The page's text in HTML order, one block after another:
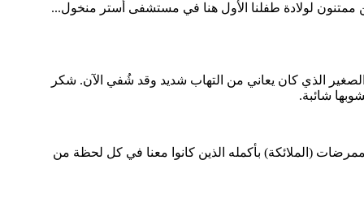
ممتنون لولادة طفلنا الأول هنا في مستشفى أستر منخول...
الذي كان يعاني من التهاب شديد وقد شُفي الآن. شكر
شائبة.
(الملائكة) بأكمله الذين كانوا معنا في كل لحظة من